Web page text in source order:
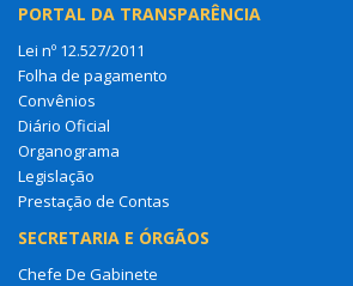
PORTAL DA TRANSPARÊNCIA
Lei nº 12.527/2011
Folha de pagamento
Convênios
Diário Oficial
Organograma
Legislação
Prestação de Contas
SECRETARIA E ÓRGÃOS
Chefe De Gabinete